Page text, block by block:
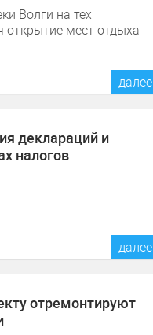
Волги на тех
открытие мест отдыха
далее
деклараций и
налогов
далее
отремонтируют